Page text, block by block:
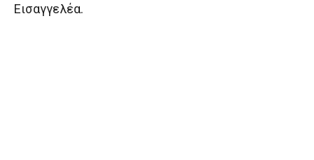
Εισαγγελέα.